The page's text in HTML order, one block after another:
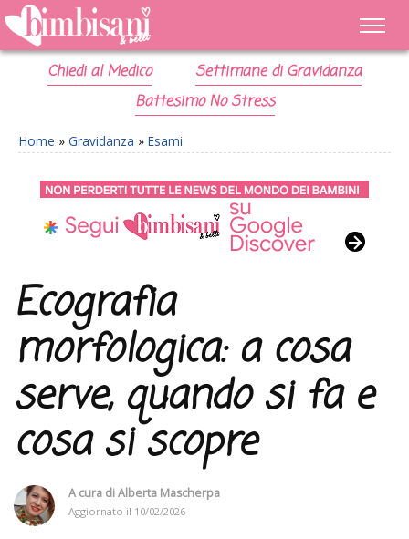
Chiedi al Medico
Settimane di Gravidanza
Battesimo No Stress
Home » Gravidanza » Esami
Ecografia
morfologica: a cosa
serve, quando si fa e
cosa si scopre
A cura diAlberta Mascherpa
Aggiornato il 10/02/2026